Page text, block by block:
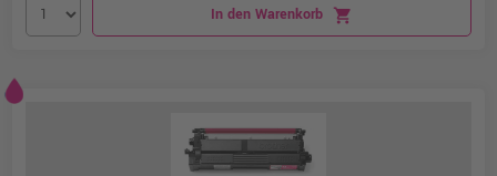
In den Warenkorb shopping_cart